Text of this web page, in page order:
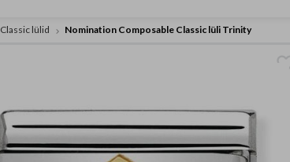
Classic lülid Nomination Composable Classic lüli Trinity